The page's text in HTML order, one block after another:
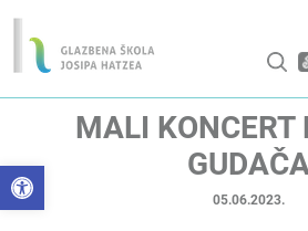
Open toolbar
MALI KONCERT
05.06.2023.